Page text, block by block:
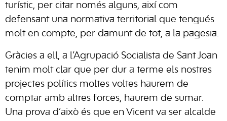
turístic, per citar només alguns, així com
defensant una normativa territorial que tengués
molt en compte, per damunt de tot, a la pagesia.
Gràcies a ell, a l’Agrupació Socialista de Sant Joan
tenim molt clar que per dur a terme els nostres
projectes polítics moltes voltes haurem de
comptar amb altres forces, haurem de sumar.
Una prova d’això és que en Vicent va ser alcalde